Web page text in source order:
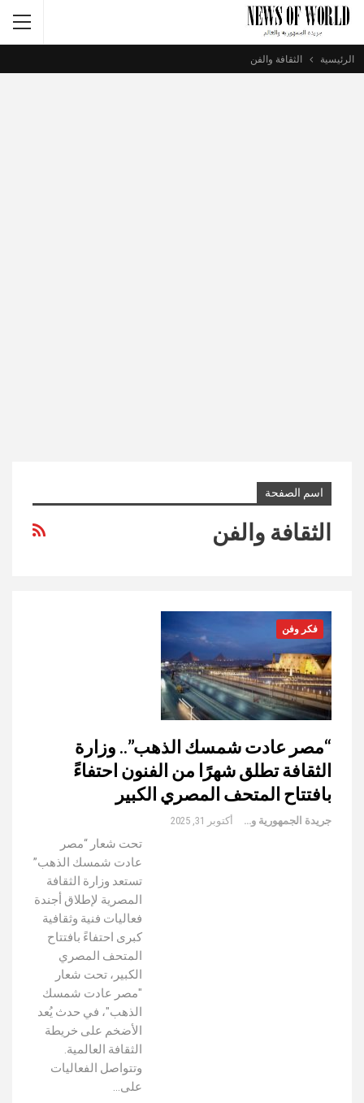
الرئيسية الثقافة والفن
اسم الصفحة
الثقافة والفن
فكر وفن
“مصر عادت شمسك الذهب”.. وزارة
الثقافة تطلق شهرًا من الفنون احتفاءً
بافتتاح المتحف المصري الكبير
جريدة الجمهورية والعالم أكتوبر 31, 2025
تحت شعار “مصر
عادت شمسك الذهب”
تستعد وزارة الثقافة
المصرية لإطلاق أجندة
فعاليات فنية وثقافية
كبرى احتفاءً بافتتاح
المتحف المصري
الكبير، تحت شعار
"مصر عادت شمسك
الذهب"، في حدث يُعد
الأضخم على خريطة
الثقافة العالمية.
وتتواصل الفعاليات
على…